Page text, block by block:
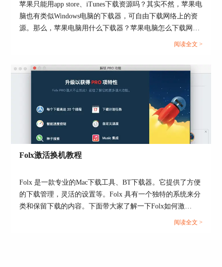
图5：设置完成后进入睡眠状态
当然，除了睡眠以外，还有其他的可选项，可选的
操作有“关闭”、“睡眠”、“退出”和“什么都不做”，
如下图6所示。其中，关闭指的是关闭Mac电脑；
睡眠指的是让Mac进入睡眠状态；退出表示退出
Folx软件。
苹果只能用app store、iTunes下载资源吗？其实不然，苹果电
脑也有类似Windows电脑的下载器，可自由下载网络上的资
源。那么，苹果电脑用什么下载器？苹果电脑怎么下载网页
阅读全文 >
Folx激活换机教程
Folx 是一款专业的Mac下载工具、BT下载器。它提供了方便
的下载管理，灵活的设置等。Folx 具有一个独特的系统来分
类和保留下载的内容。下面带大家了解一下Folx如何激
阅读全文 >